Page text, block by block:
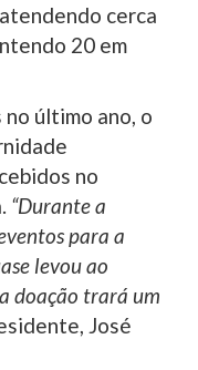
cerca
20 em
último ano, o
no
“Durante a
para a
levou ao
doação trará um
José